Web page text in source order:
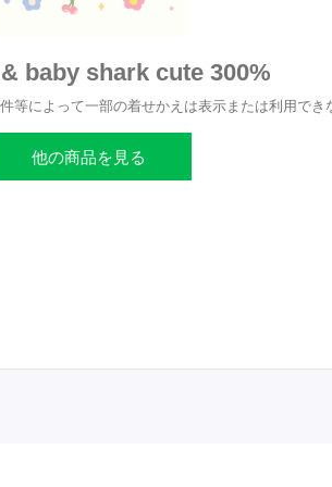
baby shark cute 300%
等によって一部の着せかえは表示または利用でき
他の商品を見る